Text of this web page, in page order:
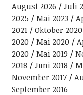
August 2026 Juli
2025
Mai 2023
2021
Oktober 2020
2020
Mai 2020
2020
Mai 2019
2018
Juni 2018
November 2017
September 2016